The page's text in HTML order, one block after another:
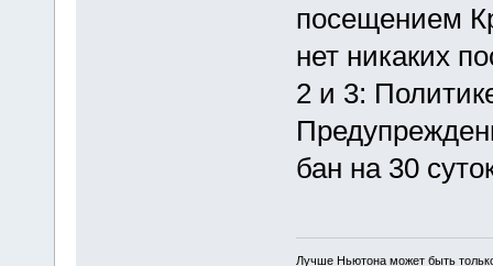
посещением
нет никаких
2 и 3:
бан на 30
Лучше Ньютона может быть